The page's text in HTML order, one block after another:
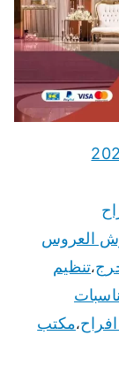
العروس
،تنظيم
،مكتب